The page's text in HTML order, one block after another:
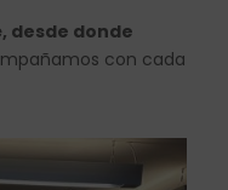
desde donde
con cada